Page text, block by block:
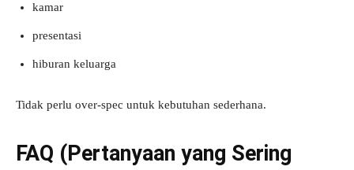
kamar
presentasi
hiburan keluarga
Tidak perlu over-spec untuk kebutuhan sederhana.
FAQ (Pertanyaan yang Sering